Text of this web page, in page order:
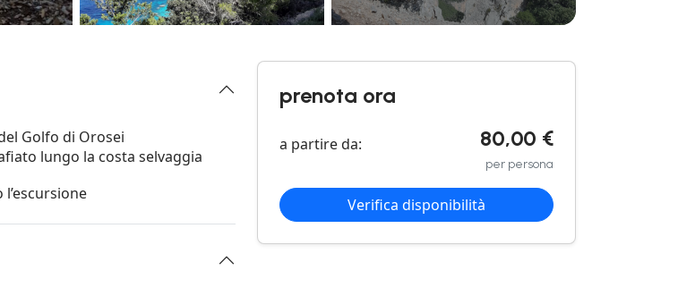
Golfo di Orosei
lungo la costa selvaggia
prenota ora
a partire da: 80,00 €
per persona
Verifica disponibilità